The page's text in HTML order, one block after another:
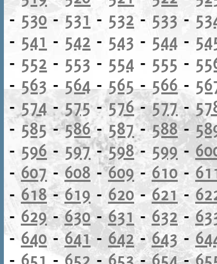
- 530 - 531 - 532 - 533 -
- 541 - 542 - 543 - 544 -
- 552 - 553 - 554 - 555 -
- 563 -564-565-566-
- 574 - 575-576-577-
- 585-586-587-588-
- 596 - 597-598- 599-
- 607 - 608 -609- 610 -
- 618-619 - 620-621 -
- 629-630-631 - 632 -
- 640 -641- 642-643-
- 651 -652 -653-654-